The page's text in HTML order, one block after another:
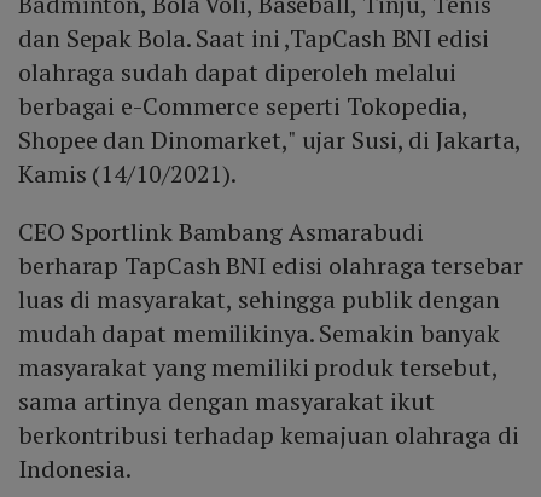
dan Sepak Bola. Saat ini ,TapCash BNI edisi
olahraga sudah dapat diperoleh melalui
berbagai e-Commerce seperti Tokopedia,
Shopee dan Dinomarket," ujar Susi, di Jakarta,
Kamis (14/10/2021).
CEO Sportlink Bambang Asmarabudi
berharap TapCash BNI edisi olahraga tersebar
luas di masyarakat, sehingga publik dengan
mudah dapat memilikinya. Semakin banyak
masyarakat yang memiliki produk tersebut,
sama artinya dengan masyarakat ikut
berkontribusi terhadap kemajuan olahraga di
Indonesia.